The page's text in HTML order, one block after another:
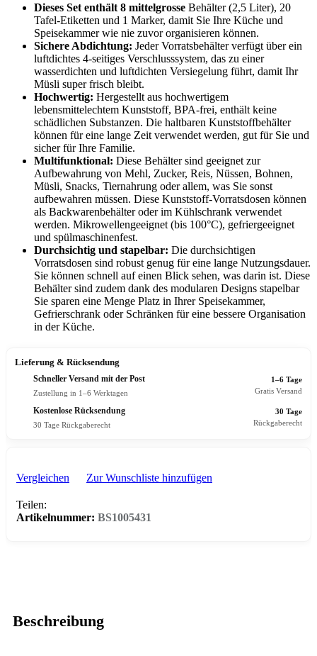
Dieses Set enthält 8 mittelgrosse Behälter (2,5 Liter), 20
Tafel-Etiketten und 1 Marker, damit Sie Ihre Küche und
Speisekammer wie nie zuvor organisieren können.
Sichere Abdichtung: Jeder Vorratsbehälter verfügt über ein
luftdichtes 4-seitiges Verschlusssystem, das zu einer
wasserdichten und luftdichten Versiegelung führt, damit Ihr
Müsli super frisch bleibt.
Hochwertig: Hergestellt aus hochwertigem
lebensmittelechtem Kunststoff, BPA-frei, enthält keine
schädlichen Substanzen. Die haltbaren Kunststoffbehälter
können für eine lange Zeit verwendet werden, gut für Sie und
sicher für Ihre Familie.
Multifunktional: Diese Behälter sind geeignet zur
Aufbewahrung von Mehl, Zucker, Reis, Nüssen, Bohnen,
Müsli, Snacks, Tiernahrung oder allem, was Sie sonst
aufbewahren müssen. Diese Kunststoff-Vorratsdosen können
als Backwarenbehälter oder im Kühlschrank verwendet
werden. Mikrowellengeeignet (bis 100°C), gefriergeeignet
und spülmaschinenfest.
Durchsichtig und stapelbar: Die durchsichtigen
Vorratsdosen sind robust genug für eine lange Nutzungsdauer.
Sie können schnell auf einen Blick sehen, was darin ist. Diese
Behälter sind zudem dank des modularen Designs stapelbar
Sie sparen eine Menge Platz in Ihrer Speisekammer,
Gefrierschrank oder Schränken für eine bessere Organisation
in der Küche.
Lieferung & Rücksendung
Schneller Versand mit der Post
Zustellung in 1–6 Werktagen
1–6 Tage
Gratis Versand
Kostenlose Rücksendung
30 Tage Rückgaberecht
30 Tage
Rückgaberecht
Vergleichen Zur Wunschliste hinzufügen
Teilen:
Artikelnummer: BS1005431
Beschreibung